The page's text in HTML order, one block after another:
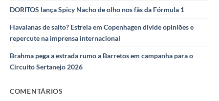
DORITOS lança Spicy Nacho de olho nos fãs da Fórmula 1
Havaianas de salto? Estreia em Copenhagen divide opiniões e
repercute na imprensa internacional
Brahma pega a estrada rumo a Barretos em campanha para o
Circuito Sertanejo 2026
COMENTÁRIOS